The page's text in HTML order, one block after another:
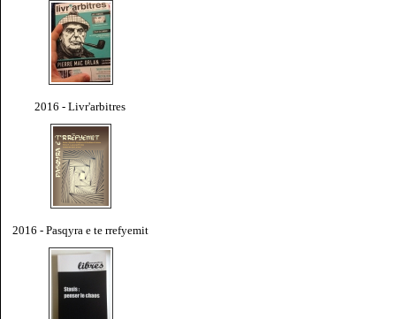
2016 - Livr'arbitres
2016 - Pasqyra e te rrefyemit